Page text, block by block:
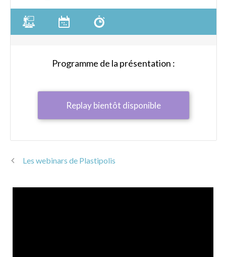
Programme de la présentation :
Replay bientôt disponible
Les webinars de Plastipolis